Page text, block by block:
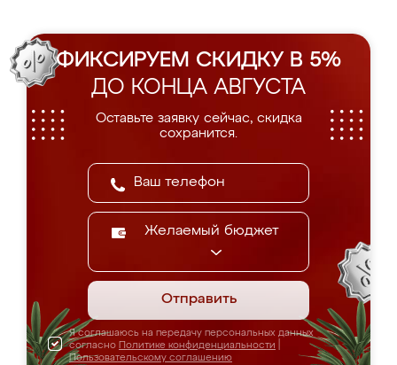
ФИКСИРУЕМ СКИДКУ В 5%
ДО КОНЦА АВГУСТА
Оставьте заявку сейчас, скидка
сохранится.
Желаемый бюджет
Отправить
Я соглашаюсь на передачу персональных данных
согласно Политике конфиденциальности
Пользовательскому соглашению